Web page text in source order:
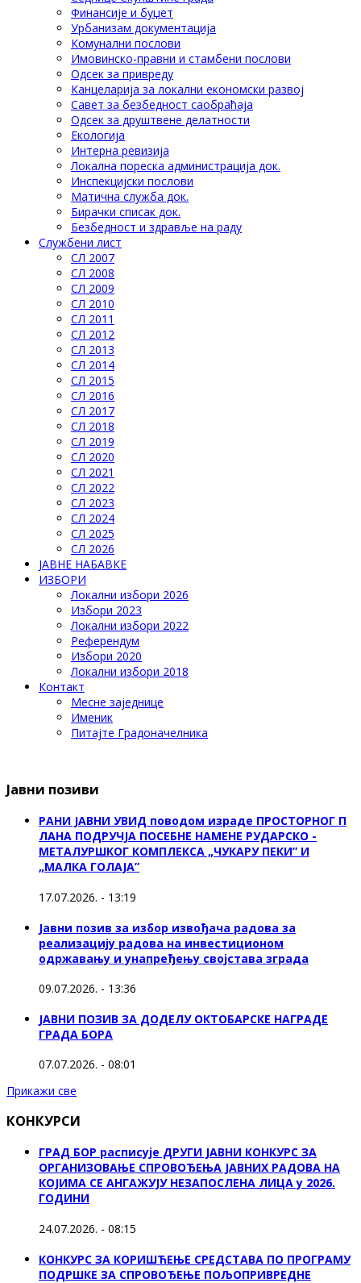
Финансије и буџет
Урбанизам документација
Комунални послови
Имовинско-правни и стамбени послови
Одсек за привреду
Канцеларија за локални економски развој
Савет за безбедност саобраћаја
Одсек за друштвене делатности
Eкологија
Интерна ревизија
Локална пореска администрација док.
Инспекцијски послови
Матична служба док.
Бирачки списак док.
Безбедност и здравље на раду
Службени лист
СЛ 2007
СЛ 2008
СЛ 2009
СЛ 2010
СЛ 2011
СЛ 2012
СЛ 2013
СЛ 2014
СЛ 2015
СЛ 2016
СЛ 2017
СЛ 2018
СЛ 2019
СЛ 2020
СЛ 2021
СЛ 2022
СЛ 2023
СЛ 2024
СЛ 2025
СЛ 2026
ЈАВНЕ НАБАВКЕ
ИЗБОРИ
Локални избори 2026
Избори 2023
Локални избори 2022
Референдум
Избори 2020
Локални избори 2018
Контакт
Месне заједнице
Именик
Питајте Градоначелника
Јавни позиви
РАНИ ЈАВНИ УВИД поводом израде ПРОСТОРНОГ П
ЛАНА ПОДРУЧЈА ПОСЕБНЕ НАМЕНЕ РУДАРСКО -
МЕТАЛУРШКОГ КОМПЛЕКСА „ЧУКАРУ ПЕКИ” И
„МАЛКА ГОЛАЈА”
17.07.2026. - 13:19
Јавни позив за избор извођача радова за
реализацију радова на инвестиционом
одржавању и унапређењу својстава зграда
09.07.2026. - 13:36
ЈАВНИ ПОЗИВ ЗА ДОДЕЛУ ОКТOБАРСКЕ НАГРАДЕ
ГРАДА БОРА
07.07.2026. - 08:01
Прикажи све
КОНКУРСИ
ГРАД БОР расписује ДРУГИ ЈАВНИ КОНКУРС ЗА
ОРГАНИЗОВАЊЕ СПРОВОЂЕЊА ЈАВНИХ РАДОВА НА
КОЈИМА СЕ АНГАЖУЈУ НЕЗАПОСЛЕНА ЛИЦА у 2026.
ГОДИНИ
24.07.2026. - 08:15
КОНКУРС ЗА КОРИШЋЕЊЕ СРЕДСТАВА ПО ПРОГРАМУ
ПОДРШКЕ ЗА СПРОВОЂЕЊЕ ПОЉОПРИВРЕДНЕ